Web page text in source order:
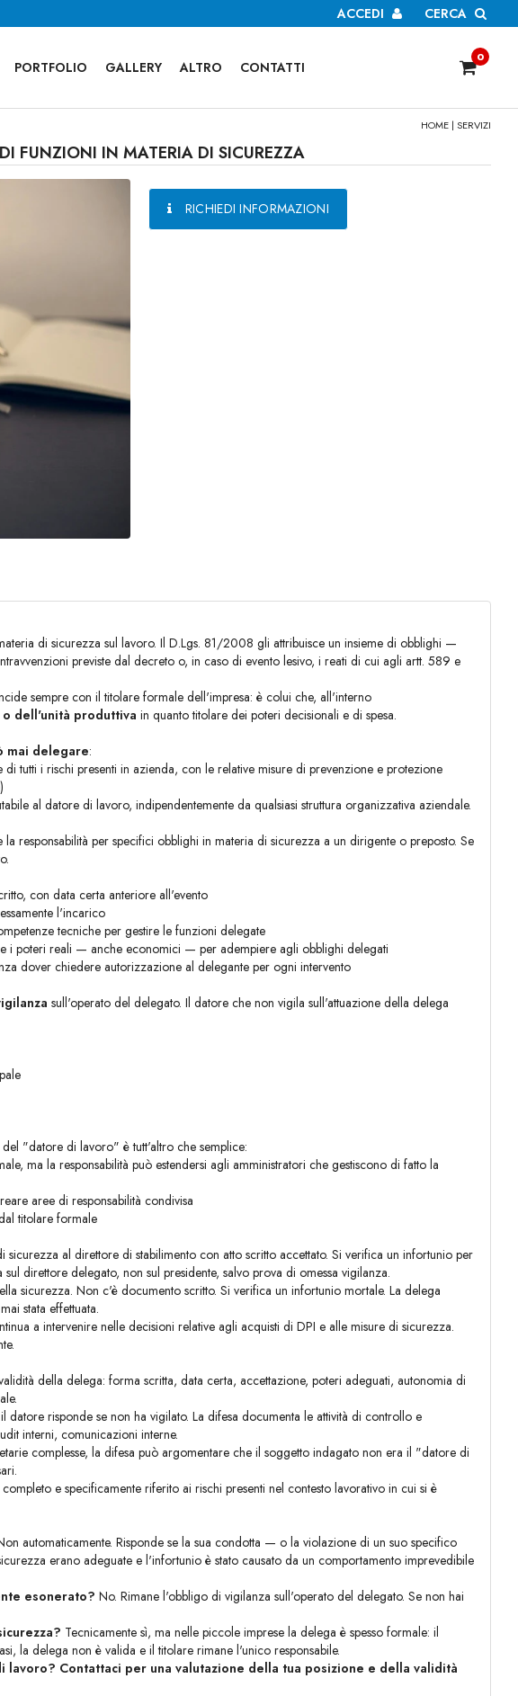
CERCA
ACCEDI
PORTFOLIO GALLERY ALTRO CONTATTI
0
HOME | SERVIZI
FUNZIONI IN MATERIA DI SICUREZZA
RICHIEDI INFORMAZIONI
di sicurezza sul lavoro. Il D.Lgs. 81/2008 gli attribuisce un insieme di obblighi —
previste dal decreto o, in caso di evento lesivo, i reati di cui agli artt. 589 e
sempre con il titolare formale dell'impresa: è colui che, all'interno
dell'unità produttiva in quanto titolare dei poteri decisionali e di spesa.
mai delegare:
tutti i rischi presenti in azienda, con le relative misure di prevenzione e protezione
al datore di lavoro, indipendentemente da qualsiasi struttura organizzativa aziendale.
responsabilità per specifici obblighi in materia di sicurezza a un dirigente o preposto. Se
con data certa anteriore all'evento
l'incarico
tecniche per gestire le funzioni delegate
i poteri reali — anche economici — per adempiere agli obblighi delegati
dover chiedere autorizzazione al delegante per ogni intervento
sull'operato del delegato. Il datore che non vigila sull'attuazione della delega
"datore di lavoro" è tutt'altro che semplice:
ma la responsabilità può estendersi agli amministratori che gestiscono di fatto la
aree di responsabilità condivisa
titolare formale
al direttore di stabilimento con atto scritto accettato. Si verifica un infortunio per
direttore delegato, non sul presidente, salvo prova di omessa vigilanza.
sicurezza. Non c'è documento scritto. Si verifica un infortunio mortale. La delega
stata effettuata.
a intervenire nelle decisioni relative agli acquisti di DPI e alle misure di sicurezza.
della delega: forma scritta, data certa, accettazione, poteri adeguati, autonomia di
datore risponde se non ha vigilato. La difesa documenta le attività di controllo e
interni, comunicazioni interne.
complesse, la difesa può argomentare che il soggetto indagato non era il "datore di
e specificamente riferito ai rischi presenti nel contesto lavorativo in cui si è
automaticamente. Risponde se la sua condotta — o la violazione di un suo specifico
erano adeguate e l'infortunio è stato causato da un comportamento imprevedibile
esonerato? No. Rimane l'obbligo di vigilanza sull'operato del delegato. Se non hai
Tecnicamente sì, ma nelle piccole imprese la delega è spesso formale: il
la delega non è valida e il titolare rimane l'unico responsabile.
Contattaci per una valutazione della tua posizione e della validità